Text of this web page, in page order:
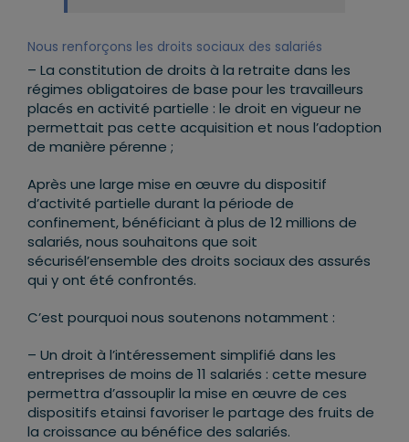
Nous renforçons les droits sociaux des salariés
– La constitution de droits à la retraite dans les
régimes obligatoires de base pour les travailleurs
placés en activité partielle : le droit en vigueur ne
permettait pas cette acquisition et nous l’adoption
de manière pérenne ;
Après une large mise en œuvre du dispositif
d’activité partielle durant la période de
confinement, bénéficiant à plus de 12 millions de
salariés, nous souhaitons que soit
sécurisél’ensemble des droits sociaux des assurés
qui y ont été confrontés.
C’est pourquoi nous soutenons notamment :
– Un droit à l’intéressement simplifié dans les
entreprises de moins de 11 salariés : cette mesure
permettra d’assouplir la mise en œuvre de ces
dispositifs etainsi favoriser le partage des fruits de
la croissance au bénéfice des salariés.